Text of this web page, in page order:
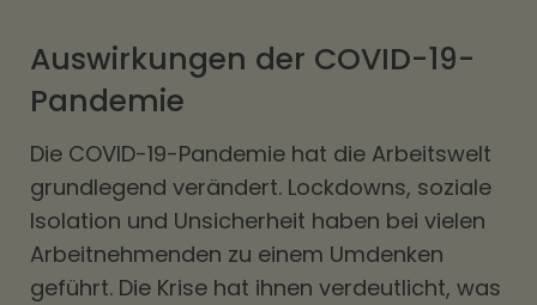
Auswirkungen der COVID-19-
Pandemie
Die COVID-19-Pandemie hat die Arbeitswelt
grundlegend verändert. Lockdowns, soziale
Isolation und Unsicherheit haben bei vielen
Arbeitnehmenden zu einem Umdenken
geführt. Die Krise hat ihnen verdeutlicht, was